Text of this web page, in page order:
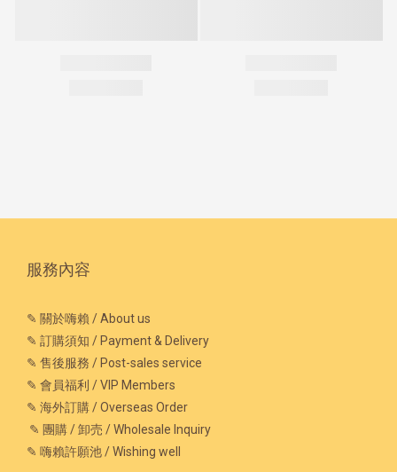
服務內容
✎ 關於嗨賴 / About us
✎ 訂購須知 / Payment & Delivery
✎ 售後服務 / Post-sales service
✎ 會員福利 / VIP Members
✎ 海外訂購 / Overseas Order
✎ 團購 / 卸売 / Wholesale Inquiry
✎ 嗨賴許願池 / Wishing well